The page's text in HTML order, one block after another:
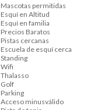
Mascotas permitidas
Esquí en Altitud
Esquí en familia
Precios Baratos
Pistas cercanas
Escuela de esquí cerca
Standing
Wifi
Thalasso
Golf
Parking
Acceso minusválido